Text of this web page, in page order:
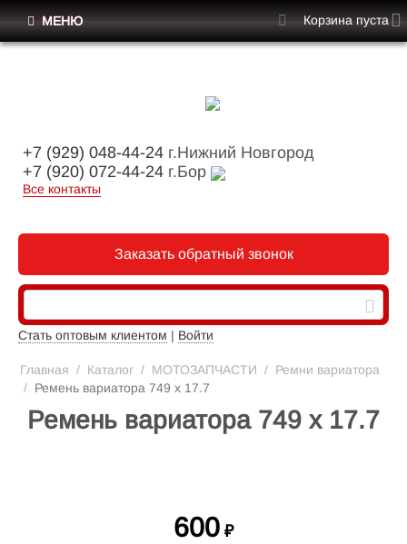
+7 (929) 048-44-24 г.Нижний Новгород
+7 (920) 072-44-24 г.Бор
Все контакты
Заказать обратный звонок
Стать оптовым клиентом | Войти
МЕНЮ Корзина пуста
Главная / Каталог / МОТОЗАПЧАСТИ / Ремни вариатора
/ Ремень вариатора 749 х 17.7
Ремень вариатора 749 х 17.7
600 ₽